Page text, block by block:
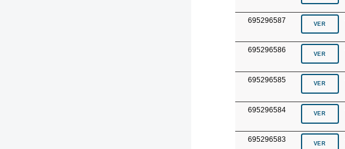
695296587
695296586
695296585
695296584
695296583